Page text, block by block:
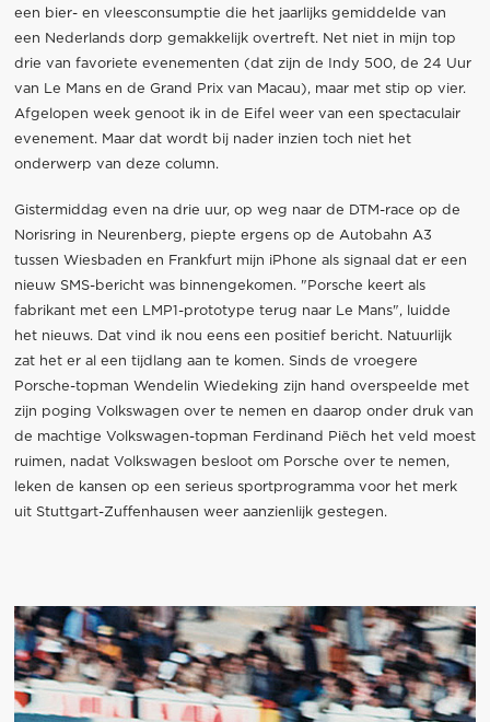
een bier- en vleesconsumptie die het jaarlijks gemiddelde van
een Nederlands dorp gemakkelijk overtreft. Net niet in mijn top
drie van favoriete evenementen (dat zijn de Indy 500, de 24 Uur
van Le Mans en de Grand Prix van Macau), maar met stip op vier.
Afgelopen week genoot ik in de Eifel weer van een spectaculair
evenement. Maar dat wordt bij nader inzien toch niet het
onderwerp van deze column.
Gistermiddag even na drie uur, op weg naar de DTM-race op de
Norisring in Neurenberg, piepte ergens op de Autobahn A3
tussen Wiesbaden en Frankfurt mijn iPhone als signaal dat er een
nieuw SMS-bericht was binnengekomen. "Porsche keert als
fabrikant met een LMP1-prototype terug naar Le Mans", luidde
het nieuws. Dat vind ik nou eens een positief bericht. Natuurlijk
zat het er al een tijdlang aan te komen. Sinds de vroegere
Porsche-topman Wendelin Wiedeking zijn hand overspeelde met
zijn poging Volkswagen over te nemen en daarop onder druk van
de machtige Volkswagen-topman Ferdinand Piëch het veld moest
ruimen, nadat Volkswagen besloot om Porsche over te nemen,
leken de kansen op een serieus sportprogramma voor het merk
uit Stuttgart-Zuffenhausen weer aanzienlijk gestegen.